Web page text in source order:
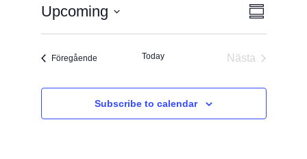
Views
Upcoming
Välj
FöregåendeProgrampunkter
Today
Nästa
Subscribe to calendar